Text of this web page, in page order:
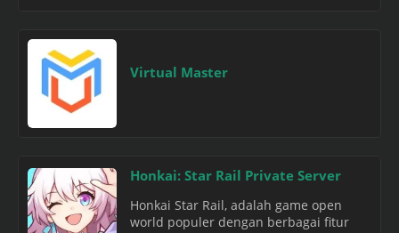
Virtual Master
Honkai: Star Rail Private Server
Honkai Star Rail, adalah game open
world populer dengan berbagai fitur